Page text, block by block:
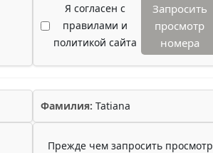
Я согласен с
правилами и
политикой сайта
Запросить
просмотр
номера
Фамилия: Tatiana
Прежде чем запросить просмотр